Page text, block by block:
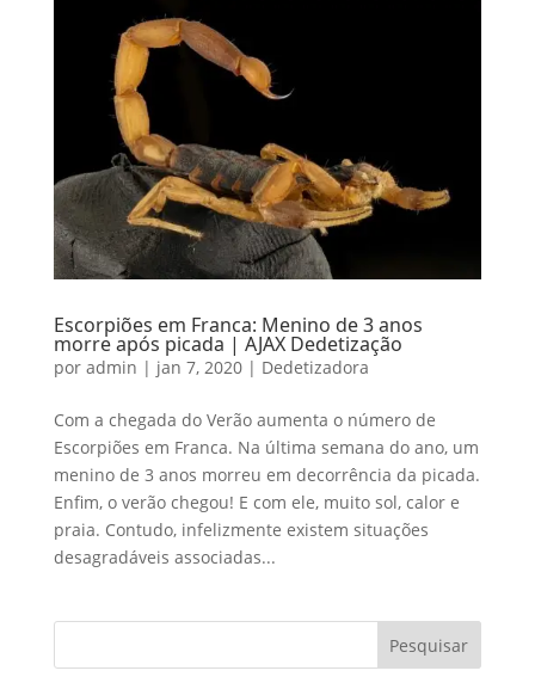
Escorpiões em Franca: Menino de 3 anos
morre após picada | AJAX Dedetização
por admin | jan 7, 2020| Dedetizadora
Com a chegada do Verão aumenta o número de
Escorpiões em Franca. Na última semana do ano, um
menino de 3 anos morreu em decorrência da picada.
Enfim, o verão chegou! E com ele, muito sol, calor e
praia. Contudo, infelizmente existem situações
desagradáveis associadas...
Pesquisar